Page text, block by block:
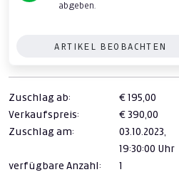
abgeben.
ARTIKEL BEOBACHTEN
Zuschlag ab:
€ 195,00
Verkaufspreis:
€ 390,00
Zuschlag am:
03.10.2023,
19:30:00 Uhr
verfügbare Anzahl:
1